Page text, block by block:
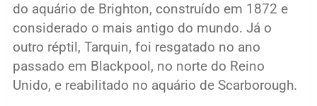
do aquário de Brighton, construído em 1872 e
considerado o mais antigo do mundo. Já o
outro réptil, Tarquin, foi resgatado no ano
passado em Blackpool, no norte do Reino
Unido, e reabilitado no aquário de Scarborough.